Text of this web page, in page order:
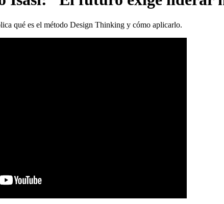
qué es el método Design Thinking y cómo aplicarlo.